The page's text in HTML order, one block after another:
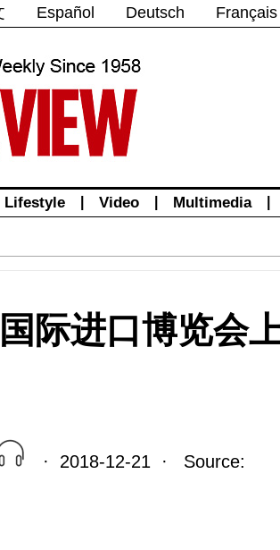
Español Deutsch Français
Lifestyle Video Multimedia
际进口博览会
· 2018-12-21 · Source: